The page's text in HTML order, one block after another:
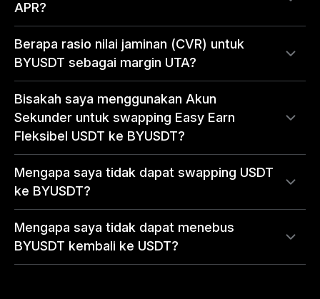
APR?
Berapa rasio nilai jaminan (CVR) untuk
BYUSDT sebagai margin UTA?
Bisakah saya menggunakan Akun
Sekunder untuk swapping Easy Earn
Fleksibel USDT ke BYUSDT?
Mengapa saya tidak dapat swapping USDT
ke BYUSDT?
Mengapa saya tidak dapat menebus
BYUSDT kembali ke USDT?